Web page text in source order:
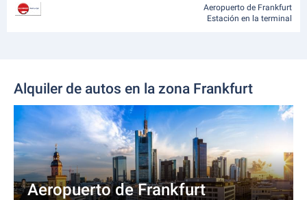
Aeropuerto de Frankfurt
Estación en la terminal
Alquiler de autos en la zona Frankfurt
Aeropuerto de Frankfurt